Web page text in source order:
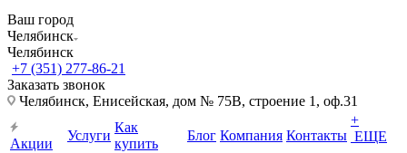
Ваш город
Челябинск
Челябинск
+7 (351) 277-86-21
Заказать звонок
Челябинск, Енисейская, дом № 75В, строение 1, оф.31
Акции
Услуги
Как
купить
Блог Компания Контакты
+
ЕЩЕ